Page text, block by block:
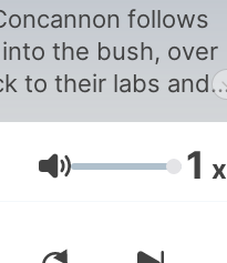
follows
the bush, over
to their labs and
in-between to
most fascinating
done in
Zealand.
Volumen 1 x